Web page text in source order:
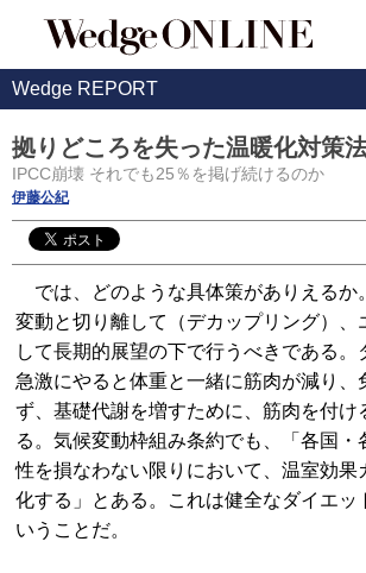
Wedge REPORT
拠りどころを失った温暖化対策
IPCC崩壊 それでも25％を掲げ続けるのか
伊藤公紀
では、どのような具体策がありえるか
変動と切り離して（デカップリング）、
して長期的展望の下で行うべきである。
急激にやると体重と一緒に筋肉が減り、
ず、基礎代謝を増すために、筋肉を付け
る。気候変動枠組み条約でも、「各国・
性を損なわない限りにおいて、温室効果
化する」とある。これは健全なダイエッ
いうことだ。